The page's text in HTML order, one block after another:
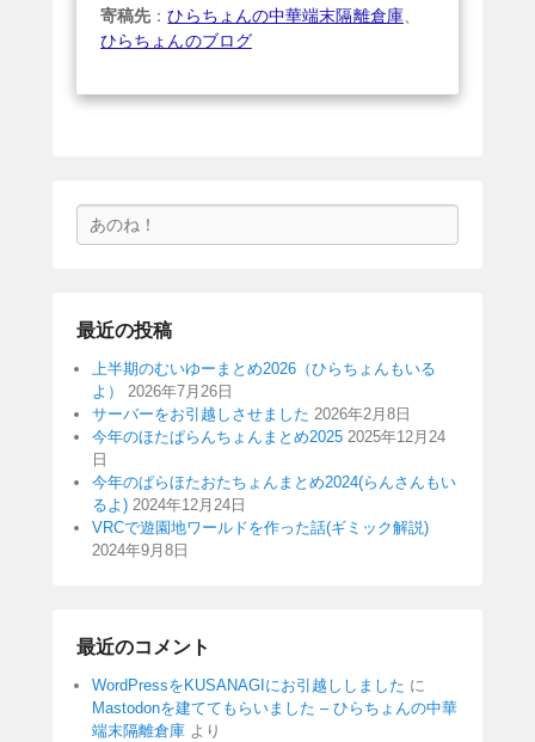
寄稿先 ：ひらちょんの中華端末隔離倉庫、
ひらちょんのブログ
索
最近の投稿
上半期のむいゆーまとめ2026（ひらちょんもいる
よ）
2026年7月26日
サーバーをお引越しさせました 2026年2月8日
今年のほたぱらんちょんまとめ2025 2025年12月24
日
今年のぱらほたおたちょんまとめ2024(らんさんもい
るよ) 2024年12月24日
VRCで遊園地ワールドを作った話(ギミック解説)
2024年9月8日
最近のコメント
WordPressをKUSANAGIにお引越ししました に
Mastodonを建ててもらいました – ひらちょんの中華
端末隔離倉庫 より